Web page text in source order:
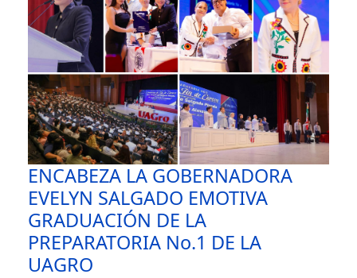
ENCABEZA LA GOBERNADORA
EVELYN SALGADO EMOTIVA
GRADUACIÓN DE LA
PREPARATORIA No.1 DE LA
UAGRO